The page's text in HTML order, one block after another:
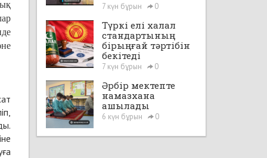
млрд доллардан
асады
7 күн бұрын 0
Түркі елі халал
стандартының
бірыңғай тәртібін
бекітеді
7 күн бұрын 0
Әрбір мектепте
намазхана
ашылады
6 күн бұрын 0